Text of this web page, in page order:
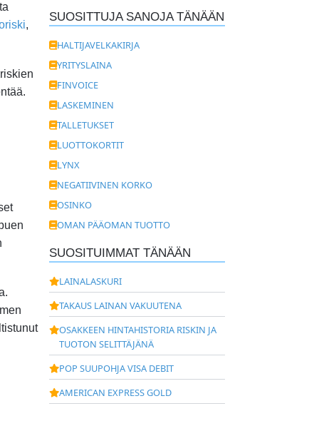
,
SUOSITTUJA SANOJA TÄNÄÄN
HALTIJAVELKAKIRJA
YRITYSLAINA
FINVOICE
LASKEMINEN
TALLETUKSET
LUOTTOKORTIT
LYNX
NEGATIIVINEN KORKO
OSINKO
OMAN PÄÄOMAN TUOTTO
SUOSITUIMMAT TÄNÄÄN
LAINALASKURI
TAKAUS LAINAN VAKUUTENA
OSAKKEEN HINTAHISTORIA RISKIN JA
TUOTON SELITTÄJÄNÄ
POP SUUPOHJA VISA DEBIT
AMERICAN EXPRESS GOLD